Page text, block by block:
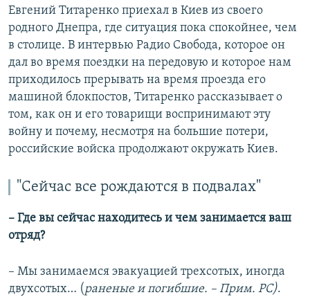
Евгений Титаренко приехал в Киев из своего
родного Днепра, где ситуация пока спокойнее, чем
в столице. В интервью Радио Свобода, которое он
дал во время поездки на передовую и которое нам
приходилось прерывать на время проезда его
машиной блокпостов, Титаренко рассказывает о
том, как он и его товарищи воспринимают эту
войну и почему, несмотря на большие потери,
российские войска продолжают окружать Киев.
"Сейчас все рождаются в подвалах"
– Где вы сейчас находитесь и чем занимается ваш
отряд?
– Мы занимаемся эвакуацией трехсотых, иногда
двухсотых… (раненые и погибшие. – Прим. РС).